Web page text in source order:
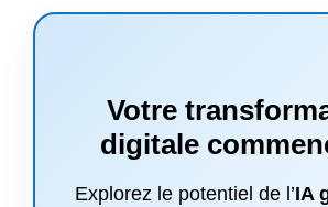
Votre
digitale
Explorez le potentiel de l’IA